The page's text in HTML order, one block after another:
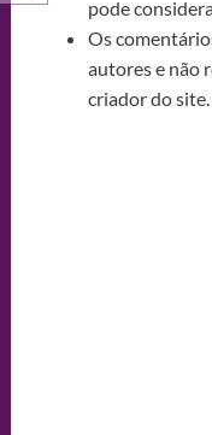
pode
Os
autores e não
criador do site.